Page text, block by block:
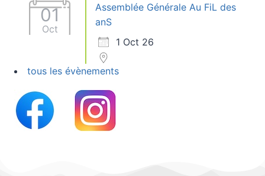
01
Oct
Assemblée Générale Au FiL des
anS
1 Oct 26
tous les évènements